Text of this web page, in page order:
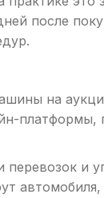
после
на
перевозок и
автомобиля,